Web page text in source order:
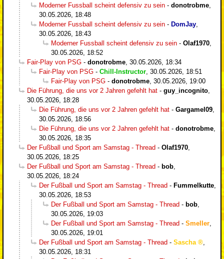
Moderner Fussball scheint defensiv zu sein - donotrobme
30.05.2026, 18:48
Moderner Fussball scheint defensiv zu sein - DomJay
30.05.2026, 18:43
Moderner Fussball scheint defensiv zu sein - Olaf1970
30.05.2026, 18:52
Fair-Play von PSG - donotrobme 30.05.2026, 18:34
Fair-Play von PSG - Chill-Instructor 30.05.2026, 18:51
Fair-Play von PSG - donotrobme 30.05.2026, 19:00
Die Führung, die uns vor 2 Jahren gefehlt hat - guy_incognito
30.05.2026, 18:28
Die Führung, die uns vor 2 Jahren gefehlt hat - Gargamel09
30.05.2026, 18:56
Die Führung, die uns vor 2 Jahren gefehlt hat - donotrobme
30.05.2026, 18:35
Der Fußball und Sport am Samstag - Thread - Olaf1970
30.05.2026, 18:25
Der Fußball und Sport am Samstag - Thread - bob
30.05.2026, 18:24
Der Fußball und Sport am Samstag - Thread - Fummelkutte
30.05.2026, 18:53
Der Fußball und Sport am Samstag - Thread - bob
30.05.2026, 19:03
Der Fußball und Sport am Samstag - Thread - Smeller
30.05.2026, 19:01
Der Fußball und Sport am Samstag - Thread - Sascha
30.05.2026, 18:31